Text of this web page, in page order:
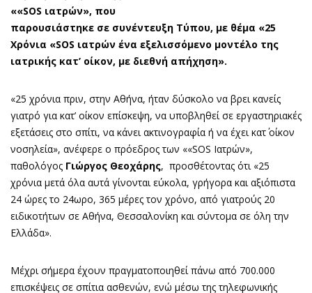
««SOS ιατρών», που
παρουσιάστηκε σε συνέντευξη Τύπου, με θέμα «25
Χρόνια «SOS ιατρών ένα εξελισσόμενο μοντέλο της
ιατρικής κατ’ οίκον, με διεθνή απήχηση».
«25 χρόνια πριν, στην Αθήνα, ήταν δύσκολο να βρει κανείς
γιατρό για κατ’ οίκον επίσκεψη, να υποβληθεί σε εργαστηριακές
εξετάσεις στο σπίτι, να κάνει ακτινογραφία ή να έχει κατ΄ οίκον
νοσηλεία», ανέφερε ο πρόεδρος των ««SOS Ιατρών»,
παθολόγος Γιώργος Θεοχάρης, προσθέτοντας ότι «25
χρόνια μετά όλα αυτά γίνονται εύκολα, γρήγορα και αξιόπιστα
24 ώρες το 24ωρο, 365 μέρες τον χρόνο, από γιατρούς 20
ειδικοτήτων σε Αθήνα, Θεσσαλονίκη και σύντομα σε όλη την
Ελλάδα».
Μέχρι σήμερα έχουν πραγματοποιηθεί πάνω από 700.000
επισκέψεις σε σπίτια ασθενών, ενώ μέσω της τηλεφωνικής